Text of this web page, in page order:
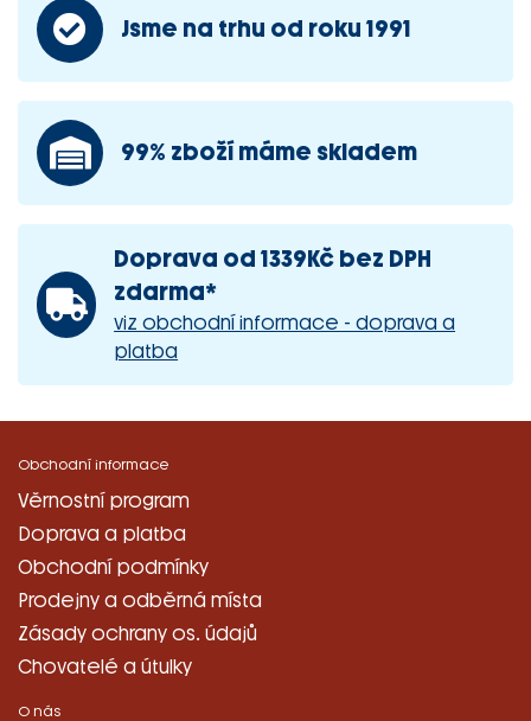
Jsme na trhu od roku 1991
99% zboží máme skladem
Doprava od 1339Kč bez DPH
zdarma*
viz obchodní informace - doprava a
platba
Obchodní informace
Věrnostní program
Doprava a platba
Obchodní podmínky
Prodejny a odběrná místa
Zásady ochrany os. údajů
Chovatelé a útulky
O nás